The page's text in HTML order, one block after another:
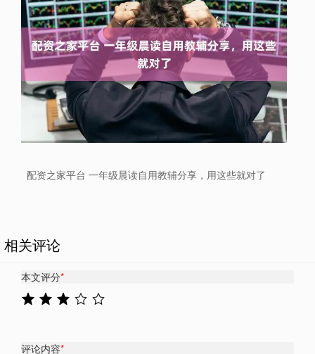
配资之家平台 一年级晨读自用教辅分享，用这些就对了
相关评论
本文评分*
评论内容*